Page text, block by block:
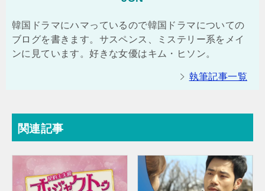
韓国ドラマにハマっているので韓国ドラマについての
ブログを書きます。サスペンス、ミステリー系をメイ
ンに見ています。好きな女優はキム・ヒソン。
執筆記事一覧
関連記事